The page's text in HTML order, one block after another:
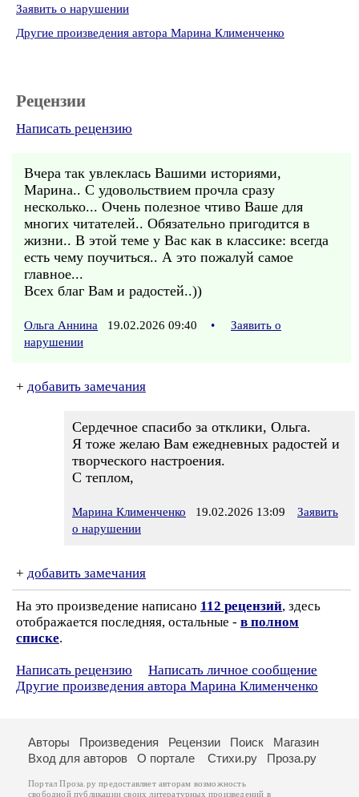
Заявить о нарушении
Другие произведения автора Марина Клименченко
Рецензии
Написать рецензию
Вчера так увлеклась Вашими историями,
Марина.. С удовольствием прочла сразу
несколько... Очень полезное чтиво Ваше для
многих читателей.. Обязательно пригодится в
жизни.. В этой теме у Вас как в классике: всегда
есть чему поучиться.. А это пожалуй самое
главное...
Всех благ Вам и радостей..))
Ольга Аннина 19.02.2026 09:40 •
Заявить о
нарушении
+ добавить замечания
Сердечное спасибо за отклики, Ольга.
Я тоже желаю Вам ежедневных радостей и
творческого настроения.
С теплом,
Марина Клименченко 19.02.2026 13:09
Заявить
о нарушении
+ добавить замечания
На это произведение написано 112 рецензий, здесь
отображается последняя, остальные - в полном
списке.
Написать рецензию
Написать личное сообщение
Другие произведения автора Марина Клименченко
Авторы Произведения Рецензии Поиск
Магазин
Вход для авторов
О портале Стихи.ру Проза.ру
Портал Проза.ру предоставляет авторам возможность
свободной публикации своих литературных произведений в